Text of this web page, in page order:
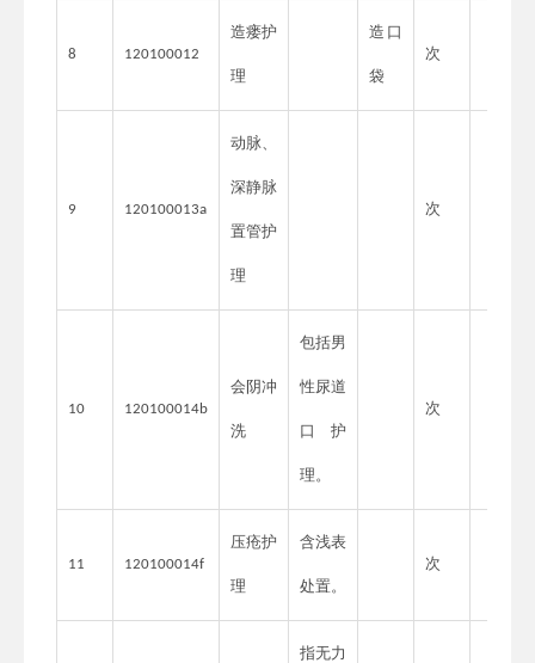
8 120100012
造瘘护
理
造口
袋
次
9 120100013a
动脉、
深静脉
置管护
理
次
10 120100014b
会阴冲
洗
包括男
性尿道
口护
理。
次
11 120100014f
压疮护
理
含浅表
处置。
次
指无力